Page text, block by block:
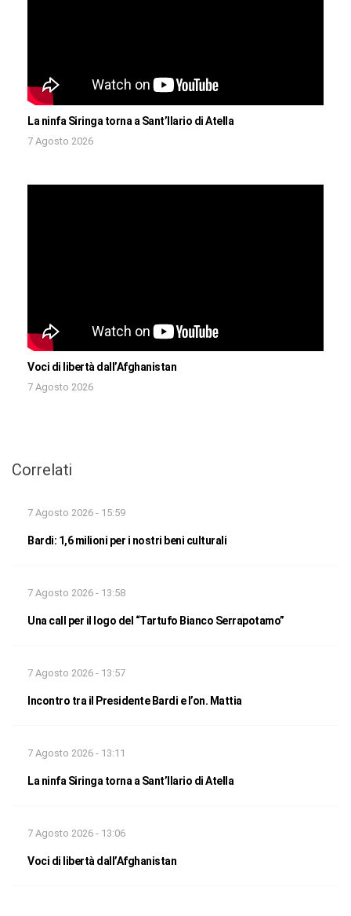
La ninfa Siringa torna a Sant’Ilario di Atella
7 Agosto 2026
Voci di libertà dall’Afghanistan
7 Agosto 2026
Correlati
7 Agosto 2026 - 15:59
Bardi: 1,6 milioni per i nostri beni culturali
7 Agosto 2026 - 13:58
Una call per il logo del “Tartufo Bianco Serrapotamo”
7 Agosto 2026 - 13:57
Incontro tra il Presidente Bardi e l’on. Mattia
7 Agosto 2026 - 13:11
La ninfa Siringa torna a Sant’Ilario di Atella
7 Agosto 2026 - 13:06
Voci di libertà dall’Afghanistan